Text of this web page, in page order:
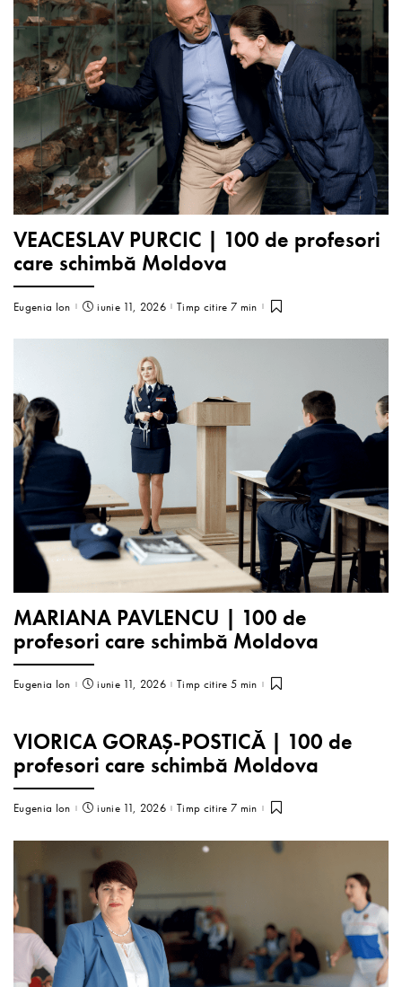
VEACESLAV PURCIC | 100 de profesori
care schimbă Moldova
Eugenia Ion iunie 11, 2026 Timp citire 7 min
MARIANA PAVLENCU | 100 de
profesori care schimbă Moldova
Eugenia Ion iunie 11, 2026 Timp citire 5 min
VIORICA GORAȘ-POSTICĂ | 100 de
profesori care schimbă Moldova
Eugenia Ion iunie 11, 2026 Timp citire 7 min